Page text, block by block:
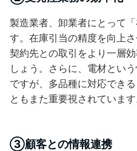
製造業者、卸業者にとって
す。在庫引当の精度を向上
契約先との取引をより一層
しょう。さらに、電材とい
ですが、多品種に対応でき
ともまた重要視されています
③顧客との情報連携